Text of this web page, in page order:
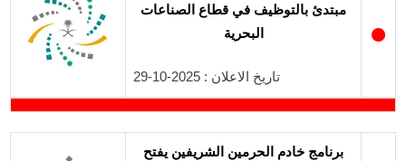
●
مبتدئ بالتوظيف في قطاع الصناعات
البحرية
تاريخ الاعلان : 2025-10-29
برنامج خادم الحرمين الشريفين يفتح